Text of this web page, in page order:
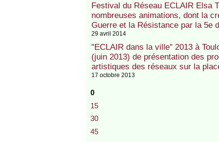
Festival du Réseau ECLAIR Elsa
nombreuses animations, dont la
Guerre et la Résistance par la 5e
29 avril 2014
"ECLAIR dans la ville" 2013 à
(juin 2013) de présentation des
artistiques des réseaux sur la
17 octobre 2013
0
15
30
45